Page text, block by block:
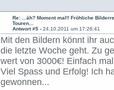
Re: ...äh? Moment mal!! Fröhliche
Touren...
Antwort #5 -24.10.2011 um 17:26:41
Mit den Bildern könnt ihr
die letzte Woche geht. Zu
wert von 3000€! Einfach
Viel Spass und Erfolg! Ich
gewonnen...